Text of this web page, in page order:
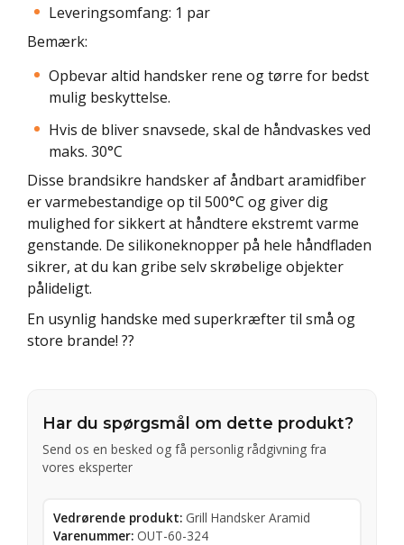
Leveringsomfang: 1 par
Bemærk:
Opbevar altid handsker rene og tørre for bedst
mulig beskyttelse.
Hvis de bliver snavsede, skal de håndvaskes ved
maks. 30°C
Disse brandsikre handsker af åndbart aramidfiber
er varmebestandige op til 500°C og giver dig
mulighed for sikkert at håndtere ekstremt varme
genstande. De silikoneknopper på hele håndfladen
sikrer, at du kan gribe selv skrøbelige objekter
pålideligt.
En usynlig handske med superkræfter til små og
store brande! ??
Har du spørgsmål om dette produkt?
Send os en besked og få personlig rådgivning fra
vores eksperter
Vedrørende produkt: Grill Handsker Aramid
Varenummer: OUT-60-324